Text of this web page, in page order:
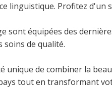
linguistique. Profitez d'un
sont équipées des
soins de qualité.
de combiner la
tout en transformant